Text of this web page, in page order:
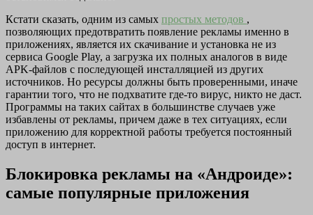
Кстати сказать, одним из самых простых методов ,
позволяющих предотвратить появление рекламы именно в
приложениях, является их скачивание и установка не из
сервиса Google Play, а загрузка их полных аналогов в виде
APK-файлов с последующей инсталляцией из других
источников. Но ресурсы должны быть проверенными, иначе
гарантии того, что не подхватите где-то вирус, никто не даст.
Программы на таких сайтах в большинстве случаев уже
избавлены от рекламы, причем даже в тех ситуациях, если
приложению для корректной работы требуется постоянный
доступ в интернет.
Блокировка рекламы на «Андроиде»:
самые популярные приложения